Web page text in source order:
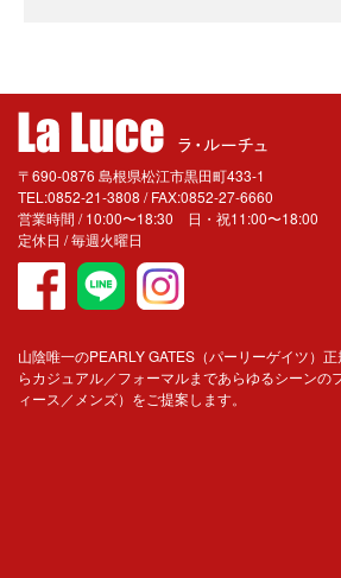
〒690-0876 島根県松江市黒田町433-1
TEL:0852-21-3808 / FAX:0852-27-6660
営業時間 / 10:00〜18:30 日・祝11:00〜18:00
定休日 / 毎週火曜日
山陰唯一のPEARLY GATES（パーリーゲイツ）
らカジュアル／フォーマルまであらゆるシーンの
ィース／メンズ）をご提案します。